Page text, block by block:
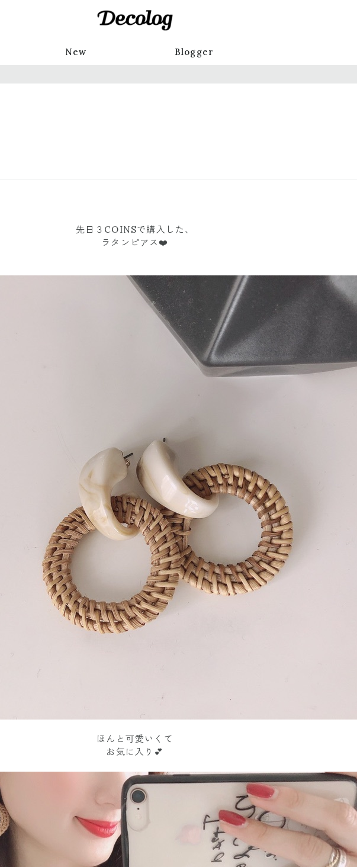
New Blogger
先日３COINSで購入した、
ラタンピアス❤️
ほんと可愛いくて
お気に入り💕